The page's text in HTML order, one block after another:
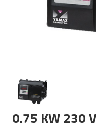
0.75 KW 230